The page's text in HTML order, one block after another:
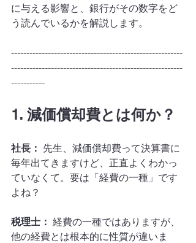
に与える影響と、銀行がその数字をど
う読んでいるかを解説します。
--------------------------------------------------------
--------------------------------------------------------
-----------
1. 減価償却費とは何か？
社長： 先生、減価償却費って決算書に
毎年出てきますけど、正直よくわかっ
ていなくて。要は「経費の一種」です
よね？
税理士： 経費の一種ではありますが、
他の経費とは根本的に性質が違いま